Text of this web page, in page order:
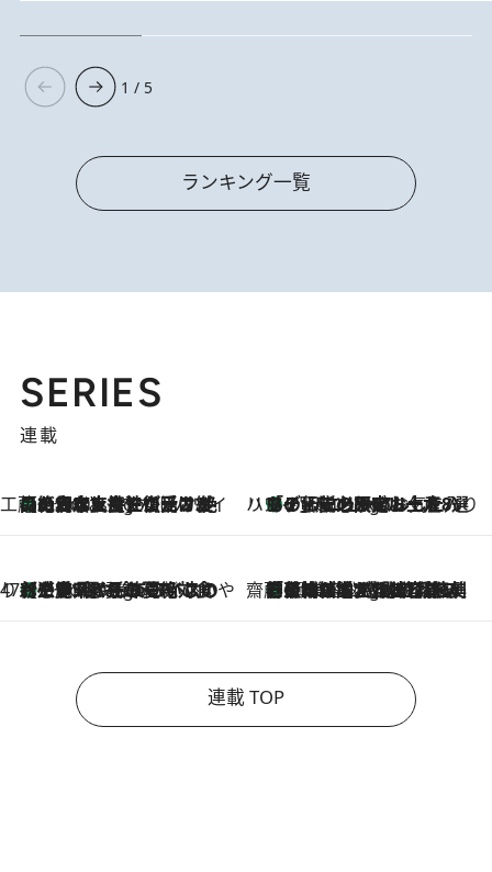
1 / 5
ランキング一覧
SERIES
連載
工藤まやのおもてなしハワイ
2 Hours Ago
【ハワイ土産】ローカルの絶大な支持で復活！ 絶品の幻クッキー《元ファンの日本人女性が受け継いだ名店》 ハワイ賢者 リサのお気に入りリスト2 Hours Ago
あの伝説の限定トートも！ リニューアルした「ディーン＆デルーカ ハワイ」で必須のお土産8選
47都道府県の手みやげ ひんやりスイーツで夏を満喫
2 Hours Ago
【三重県】この夏絶対食べたい 冷やしておいしいおやつ3選 お餅×アイスの新感覚スイーツ 齋藤 薫 美容脳ルネサンス
2 Hours Ago
「荷物が増えるほど旅ストレスは増す」美容ジャーナリストがたどり着いた最終結論。“化粧品を劇的に減らす”感動の凝縮美容とは
連載 TOP